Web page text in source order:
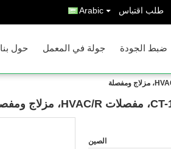
طلب اقتباس Arabic
حول بنا جولة في المعمل ضبط الجودة
الصين